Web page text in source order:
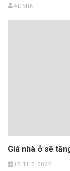
ADMIN
Giá nhà ở sẽ
17 TH7 2022